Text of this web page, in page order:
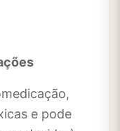
e pode